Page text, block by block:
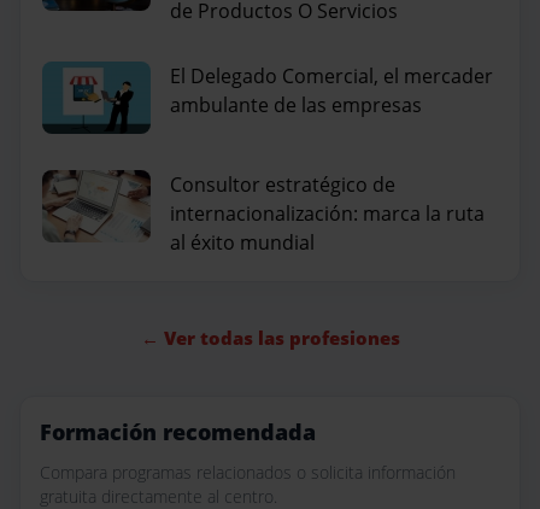
de Productos O Servicios
El Delegado Comercial, el mercader
ambulante de las empresas
Consultor estratégico de
internacionalización: marca la ruta
al éxito mundial
← Ver todas las profesiones
Formación recomendada
Compara programas relacionados o solicita información
gratuita directamente al centro.